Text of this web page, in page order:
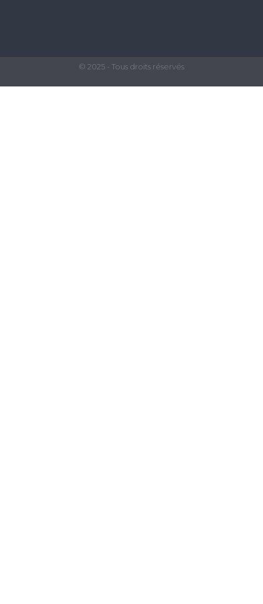
© 2025 - Tous droits réservés